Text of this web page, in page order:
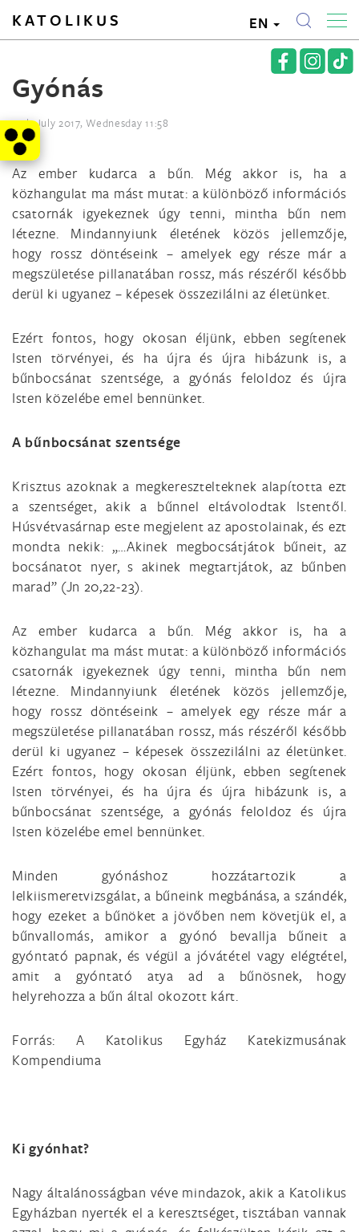
KATOLIKUS EN
Gyónás
12th July 2017, Wednesday 11:58
Az ember kudarca a bűn. Még akkor is, ha a
közhangulat ma mást mutat: a különböző információs
csatornák igyekeznek úgy tenni, mintha bűn nem
létezne. Mindannyiunk életének közös jellemzője,
hogy rossz döntéseink – amelyek egy része már a
megszületése pillanatában rossz, más részéről később
derül ki ugyanez – képesek összezilálni az életünket.
Ezért fontos, hogy okosan éljünk, ebben segítenek
Isten törvényei, és ha újra és újra hibázunk is, a
bűnbocsánat szentsége, a gyónás feloldoz és újra
Isten közelébe emel bennünket.
A bűnbocsánat szentsége
Krisztus azoknak a megkeresztelteknek alapította ezt
a szentséget, akik a bűnnel eltávolodtak Istentől.
Húsvétvasárnap este megjelent az apostolainak, és ezt
mondta nekik: „…Akinek megbocsátjátok bűneit, az
bocsánatot nyer, s akinek megtartjátok, az bűnben
marad” (Jn 20,22-23).
Az ember kudarca a bűn. Még akkor is, ha a
közhangulat ma mást mutat: a különböző információs
csatornák igyekeznek úgy tenni, mintha bűn nem
létezne. Mindannyiunk életének közös jellemzője,
hogy rossz döntéseink – amelyek egy része már a
megszületése pillanatában rossz, más részéről később
derül ki ugyanez – képesek összezilálni az életünket.
Ezért fontos, hogy okosan éljünk, ebben segítenek
Isten törvényei, és ha újra és újra hibázunk is, a
bűnbocsánat szentsége, a gyónás feloldoz és újra
Isten közelébe emel bennünket.
Minden gyónáshoz hozzátartozik a
lelkiismeretvizsgálat, a bűneink megbánása, a szándék,
hogy ezeket a bűnöket a jövőben nem követjük el, a
bűnvallomás, amikor a gyónó bevallja bűneit a
gyóntató papnak, és végül a jóvátétel vagy elégtétel,
amit a gyóntató atya ad a bűnösnek, hogy
helyrehozza a bűn által okozott kárt.
Forrás: A Katolikus Egyház Katekizmusának
Kompendiuma
Ki gyónhat?
Nagy általánosságban véve mindazok, akik a Katolikus
Egyházban nyerték el a keresztséget, tisztában vannak